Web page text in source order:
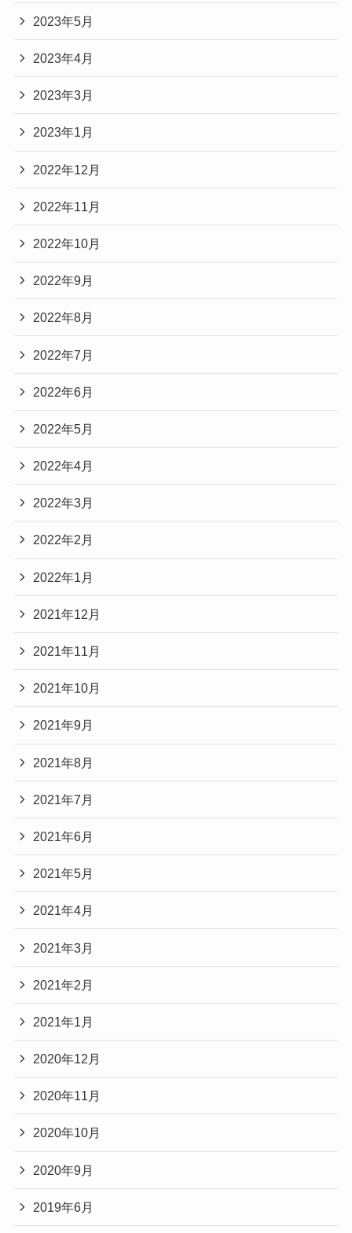
2023年5月
2023年4月
2023年3月
2023年1月
2022年12月
2022年11月
2022年10月
2022年9月
2022年8月
2022年7月
2022年6月
2022年5月
2022年4月
2022年3月
2022年2月
2022年1月
2021年12月
2021年11月
2021年10月
2021年9月
2021年8月
2021年7月
2021年6月
2021年5月
2021年4月
2021年3月
2021年2月
2021年1月
2020年12月
2020年11月
2020年10月
2020年9月
2019年6月